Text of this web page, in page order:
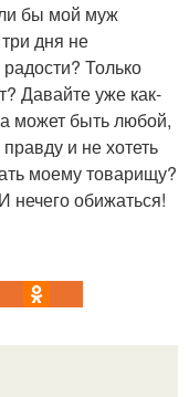
бы мой муж
дня не
Только
Давайте уже как-
может быть любой,
и не хотеть
моему товарищу?
нечего обижаться!